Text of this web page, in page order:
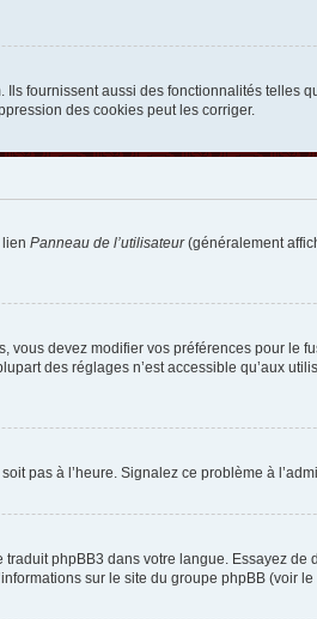
fournissent aussi des fonctionnalités telles
des cookies peut les corriger.
Panneau de l’utilisateur(généralement
devez modifier vos préférences pour le
des réglages n’est accessible qu’aux
pas à l’heure. Signalez ce problème à
phpBB3 dans votre langue. Essayez de
sur le site du groupe phpBB (voir